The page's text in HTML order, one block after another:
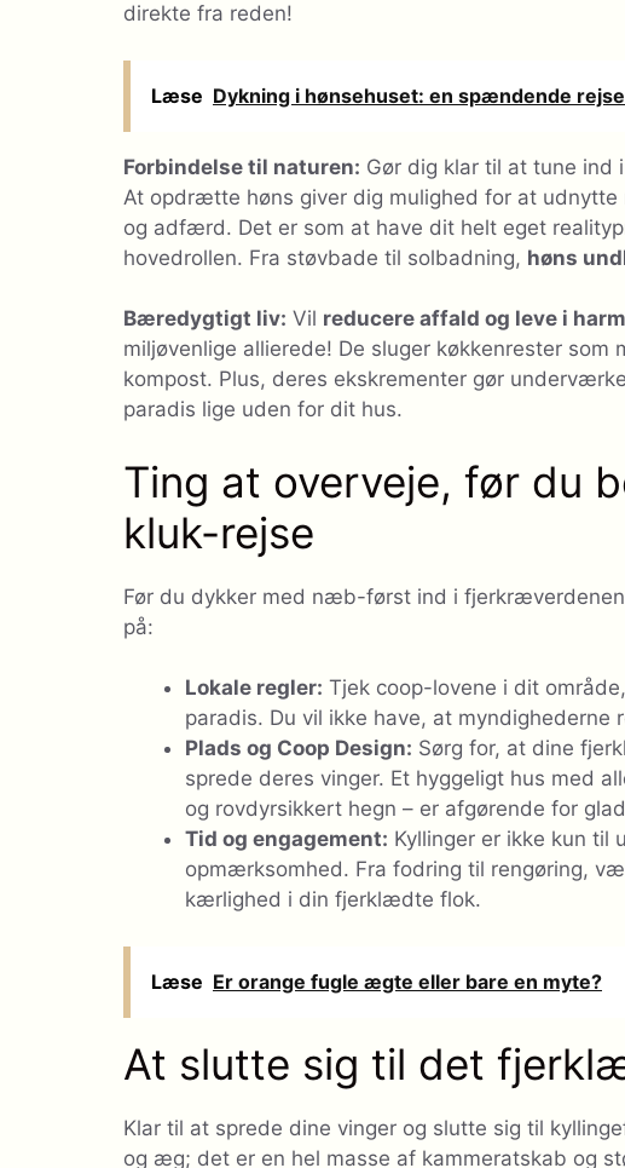
direkte fra reden!
Læse Dykning i hønsehuset: en spændende
Forbindelse til naturen: Gør dig klar til at tune ind
At opdrætte høns giver dig mulighed for at
og adfærd. Det er som at have dit helt eget
hovedrollen. Fra støvbade til solbadning, høns
Bæredygtigt liv: Vil reducere affald og leve i
miljøvenlige allierede! De sluger køkkenrester
kompost. Plus, deres ekskrementer gør
paradis lige uden for dit hus.
Ting at overveje, før du
kluk-rejse
Før du dykker med næb-først ind i
på:
Lokale regler: Tjek coop-lovene i dit
paradis. Du vil ikke have, at myndighederne
Plads og Coop Design: Sørg for, at dine
sprede deres vinger. Et hyggeligt hus med
og rovdyrsikkert hegn – er afgørende for
Tid og engagement: Kyllinger er ikke kun til
opmærksomhed. Fra fodring til rengøring,
kærlighed i din fjerklædte flok.
Læse Er orange fugle ægte eller bare en myte?
At slutte sig til det
Klar til at sprede dine vinger og slutte sig til
og æg; det er en hel masse af kammeratskab og